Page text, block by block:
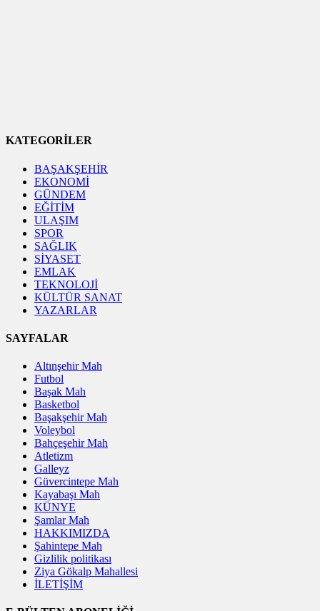
KATEGORİLER
BAŞAKŞEHİR
EKONOMİ
GÜNDEM
EĞİTİM
ULAŞIM
SPOR
SAĞLIK
SİYASET
EMLAK
TEKNOLOJİ
KÜLTÜR SANAT
YAZARLAR
SAYFALAR
Altınşehir Mah
Futbol
Başak Mah
Basketbol
Başakşehir Mah
Voleybol
Bahçeşehir Mah
Atletizm
Galleyz
Güvercintepe Mah
Kayabaşı Mah
KÜNYE
Şamlar Mah
HAKKIMIZDA
Şahintepe Mah
Gizlilik politikası
Ziya Gökalp Mahallesi
İLETİŞİM